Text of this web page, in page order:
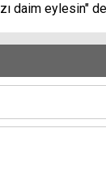
daim eylesin"